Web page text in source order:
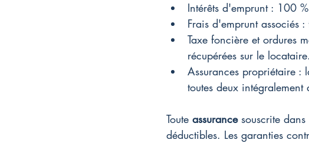
Intérêts d'emprunt : 100
Frais d'emprunt associés
Taxe foncière et ordures
récupérées sur le locataire.
Assurances propriétaire :
toutes deux intégralement
Toute assurance souscrite dans
déductibles. Les garanties